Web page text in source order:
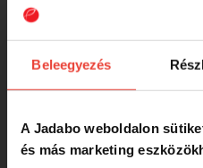
Beleegyezés
A Jadabo weboldalon
és más marketing
-26%
Gunki
Mat Fire